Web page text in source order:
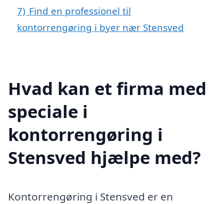
7) Find en professionel til
kontorrengøring i byer nær Stensved
Hvad kan et firma med
speciale i
kontorrengøring i
Stensved hjælpe med?
Kontorrengøring i Stensved er en